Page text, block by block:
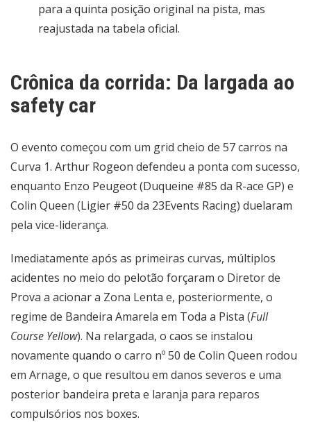
para a quinta posição original na pista, mas
reajustada na tabela oficial.
Crônica da corrida: Da largada ao
safety car
O evento começou com um grid cheio de 57 carros na
Curva 1. Arthur Rogeon defendeu a ponta com sucesso,
enquanto Enzo Peugeot (Duqueine #85 da R-ace GP) e
Colin Queen (Ligier #50 da 23Events Racing) duelaram
pela vice-liderança.
Imediatamente após as primeiras curvas, múltiplos
acidentes no meio do pelotão forçaram o Diretor de
Prova a acionar a Zona Lenta e, posteriormente, o
regime de Bandeira Amarela em Toda a Pista (Full
Course Yellow). Na relargada, o caos se instalou
novamente quando o carro nº 50 de Colin Queen rodou
em Arnage, o que resultou em danos severos e uma
posterior bandeira preta e laranja para reparos
compulsórios nos boxes.